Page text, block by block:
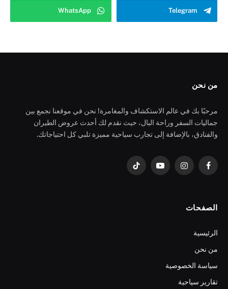
Telegram
WhatsApp
من نحن
مرحبًا بك في عالم الاستكشاف والمغامرة! نحن في موقعنا نجمع بين
جماليات السفر وراحة البال، حيث نقدم لك أحدث عروض الطيران
والفنادق، بالإضافة إلى تجارب سياحية مميزة تلبي كل احتياجاتك.
فيسبوكالانستغراميوتيوب تيكتوك
الصفحات
الرئيسية
من نحن
سياسة الخصوصية
تقارير سياحية